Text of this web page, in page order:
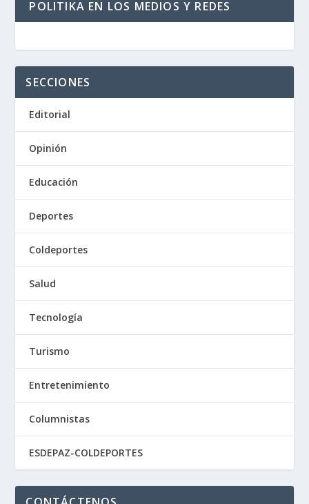
POLITIKA EN LOS MEDIOS Y REDES
SECCIONES
Editorial
Opinión
Educación
Deportes
Coldeportes
Salud
Tecnología
Turismo
Entretenimiento
Columnistas
ESDEPAZ-COLDEPORTES